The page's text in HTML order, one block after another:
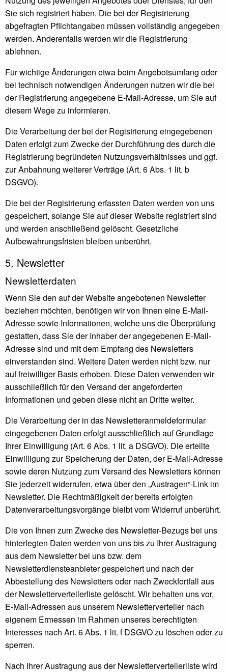
Sie sich registriert haben. Die bei der Registrierung
abgefragten Pflichtangaben müssen vollständig angegeben
werden. Anderenfalls werden wir die Registrierung
ablehnen.
Für wichtige Änderungen etwa beim Angebotsumfang oder
bei technisch notwendigen Änderungen nutzen wir die bei
der Registrierung angegebene E-Mail-Adresse, um Sie auf
diesem Wege zu informieren.
Die Verarbeitung der bei der Registrierung eingegebenen
Daten erfolgt zum Zwecke der Durchführung des durch die
Registrierung begründeten Nutzungsverhältnisses und ggf.
zur Anbahnung weiterer Verträge (Art. 6 Abs. 1 lit. b
DSGVO).
Die bei der Registrierung erfassten Daten werden von uns
gespeichert, solange Sie auf dieser Website registriert sind
und werden anschließend gelöscht. Gesetzliche
Aufbewahrungsfristen bleiben unberührt.
5. Newsletter
Newsletter­daten
Wenn Sie den auf der Website angebotenen Newsletter
beziehen möchten, benötigen wir von Ihnen eine E-Mail-
Adresse sowie Informationen, welche uns die Überprüfung
gestatten, dass Sie der Inhaber der angegebenen E-Mail-
Adresse sind und mit dem Empfang des Newsletters
einverstanden sind. Weitere Daten werden nicht bzw. nur
auf freiwilliger Basis erhoben. Diese Daten verwenden wir
ausschließlich für den Versand der angeforderten
Informationen und geben diese nicht an Dritte weiter.
Die Verarbeitung der in das Newsletteranmeldeformular
eingegebenen Daten erfolgt ausschließlich auf Grundlage
Ihrer Einwilligung (Art. 6 Abs. 1 lit. a DSGVO). Die erteilte
Einwilligung zur Speicherung der Daten, der E-Mail-Adresse
sowie deren Nutzung zum Versand des Newsletters können
Sie jederzeit widerrufen, etwa über den „Austragen“-Link im
Newsletter. Die Rechtmäßigkeit der bereits erfolgten
Datenverarbeitungsvorgänge bleibt vom Widerruf unberührt.
Die von Ihnen zum Zwecke des Newsletter-Bezugs bei uns
hinterlegten Daten werden von uns bis zu Ihrer Austragung
aus dem Newsletter bei uns bzw. dem
Newsletterdiensteanbieter gespeichert und nach der
Abbestellung des Newsletters oder nach Zweckfortfall aus
der Newsletterverteilerliste gelöscht. Wir behalten uns vor,
E-Mail-Adressen aus unserem Newsletterverteiler nach
eigenem Ermessen im Rahmen unseres berechtigten
Interesses nach Art. 6 Abs. 1 lit. f DSGVO zu löschen oder zu
sperren.
Nach Ihrer Austragung aus der Newsletterverteilerliste wird